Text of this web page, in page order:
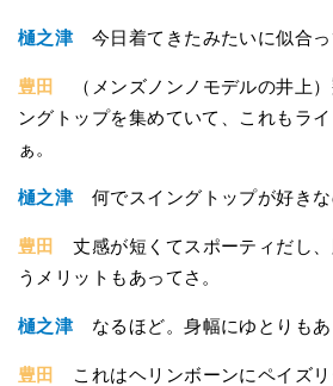
樋之津今日着てきたみたいに似合っ
豊田
（メンズノンノモデルの井上
ングトップを集めていて、これもラ
ぁ。
樋之津何でスイングトップが好きな
豊田
丈感が短くてスポーティだし
うメリットもあってさ。
樋之津なるほど。身幅にゆとりもあ
豊田
これはヘリンボーンにペイズ